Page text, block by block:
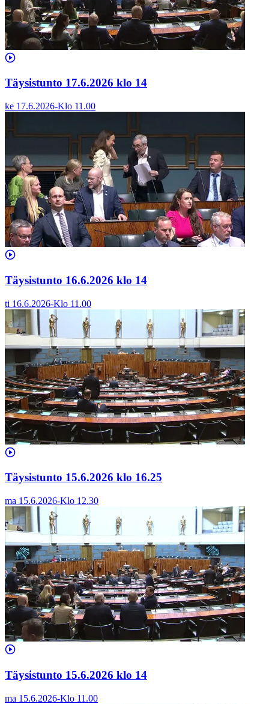
Täysistunto 17.6.2026 klo 14
ke 17.6.2026-Klo 11.00
Täysistunto 16.6.2026 klo 14
ti 16.6.2026-Klo 11.00
Täysistunto 15.6.2026 klo 16.25
ma 15.6.2026-Klo 12.30
Täysistunto 15.6.2026 klo 14
ma 15.6.2026-Klo 11.00